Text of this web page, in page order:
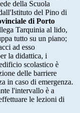
della Scuola
del Pino di
di Porto
Tarquinia al lido,
tutto su un piano;
ad esso
la didattica, i
scolastico è
delle barriere
in caso di emergenza.
l'intervallo è a
le lezioni di